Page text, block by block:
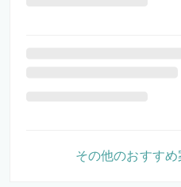
その他のおすす